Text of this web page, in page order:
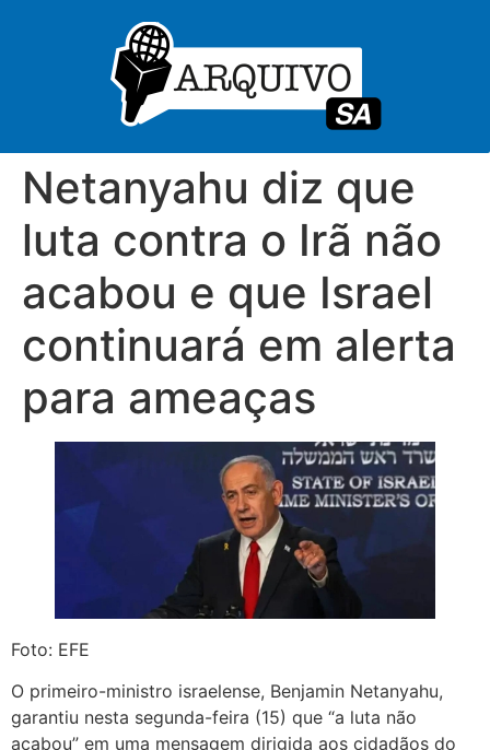
Netanyahu diz que
luta contra o Irã não
acabou e que Israel
continuará em alerta
para ameaças
Foto: EFE
O primeiro-ministro israelense, Benjamin Netanyahu,
garantiu nesta segunda-feira (15) que “a luta não
acabou” em uma mensagem dirigida aos cidadãos do